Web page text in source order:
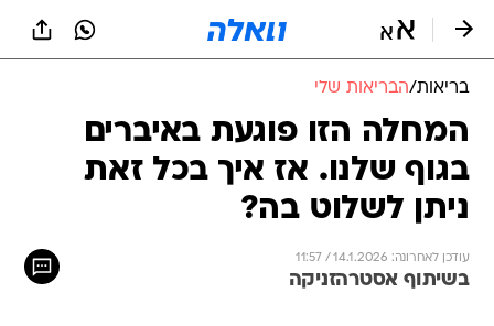
בריאות/הבריאות שלי
המחלה הזו פוגעת באיברים
בגוף שלנו. אז איך בכל זאת
ניתן לשלוט בה?
עודכן לאחרונה: 14.1.2026 / 11:57
בשיתוף אסטרהזניקה